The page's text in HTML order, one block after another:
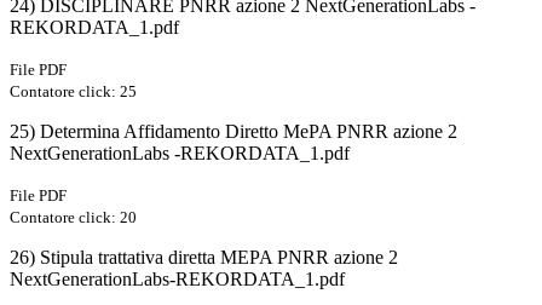
24) DISCIPLINARE PNRR azione 2 NextGenerationLabs -
REKORDATA_1.pdf
File PDF
Contatore click: 25
25) Determina Affidamento Diretto MePA PNRR azione 2
NextGenerationLabs -REKORDATA_1.pdf
File PDF
Contatore click: 20
26) Stipula trattativa diretta MEPA PNRR azione 2
NextGenerationLabs-REKORDATA_1.pdf